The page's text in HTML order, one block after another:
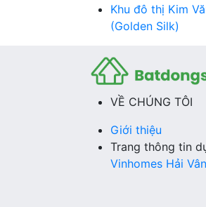
Khu đô thị Kim
(Golden Silk)
VỀ CHÚNG TÔI
Giới thiệu
Trang thông tin
Vinhomes Hải